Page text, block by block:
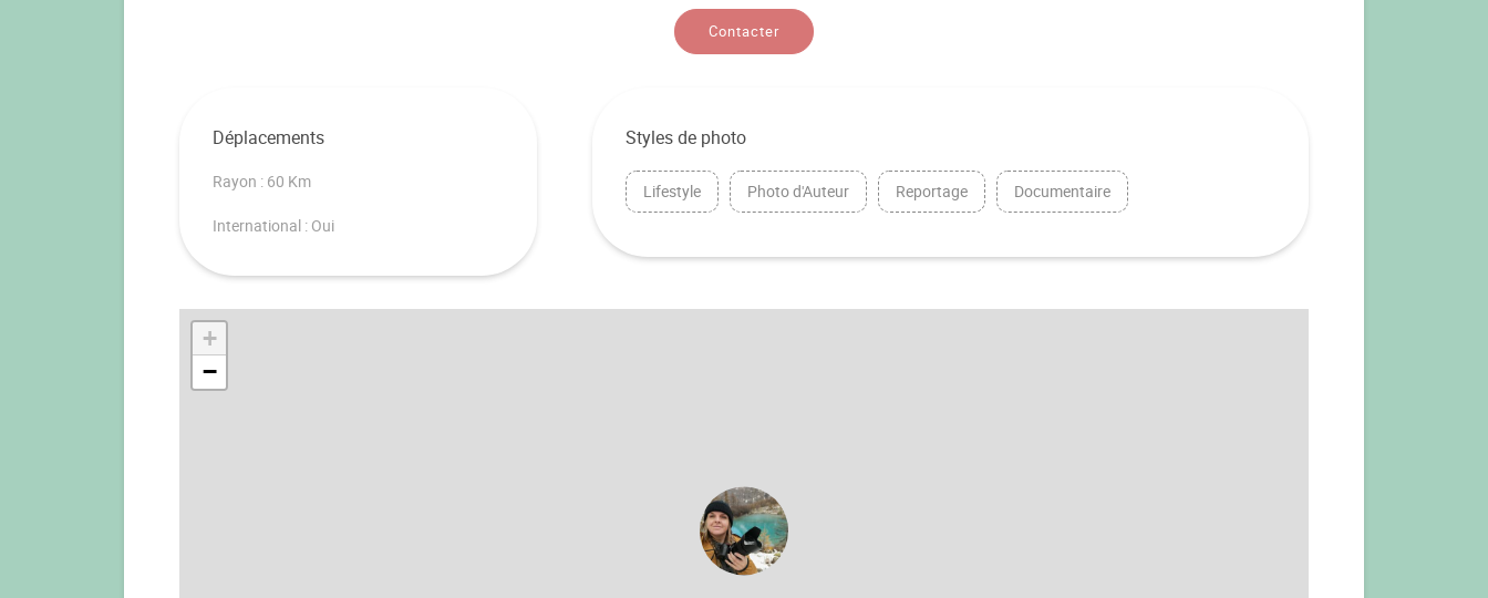
Contacter
Déplacements
Rayon : 60 Km
International : Oui
Styles de photo
Lifestyle Photo d'Auteur Reportage Documentaire
+
−